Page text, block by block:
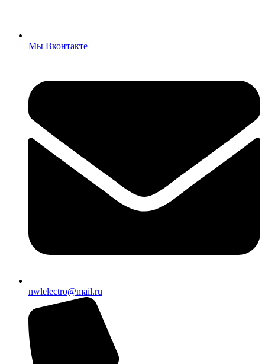
Мы Вконтакте
nwlelectro@mail.ru